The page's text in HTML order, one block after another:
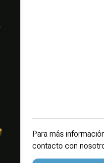
Para más
contacto con